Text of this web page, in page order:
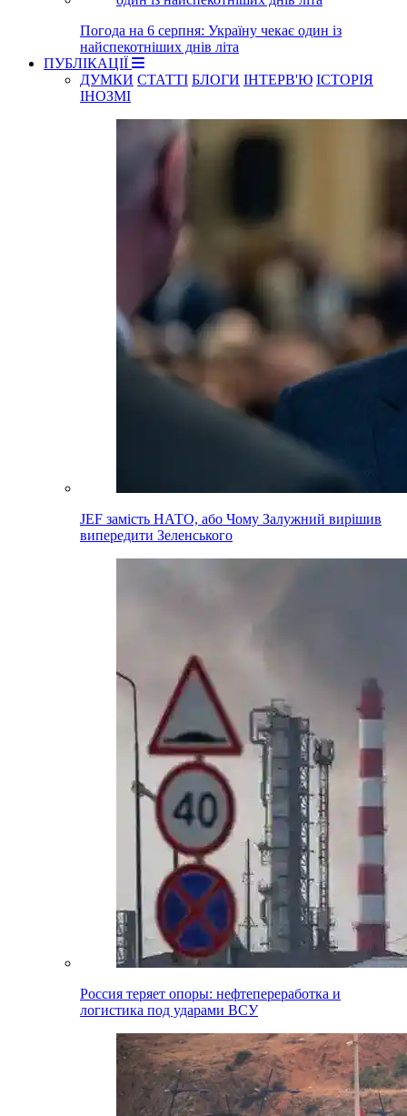
Погода на 6 серпня: Україну чекає один із
найспекотніших днів літа
ПУБЛІКАЦІЇ
ДУМКИ СТАТТІ БЛОГИ ІНТЕРВ'Ю ІСТОРІЯ
ІНОЗМІ
JEF замість НАТО, або Чому Залужний вирішив
випередити Зеленського
Россия теряет опоры: нефтепереработка и
логистика под ударами ВСУ